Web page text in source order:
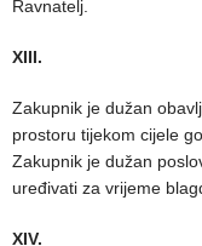
Ravnatelj.
XIII.
Zakupnik je dužan
prostoru tijekom cijele
Zakupnik je dužan
uređivati za vrijeme
XIV.